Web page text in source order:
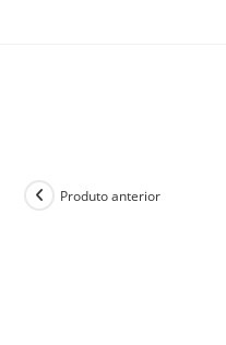
Produto anterior